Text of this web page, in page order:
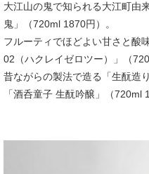
大江山の鬼で知られる大江町由
鬼」（720ml 1870円）。
フルーティでほどよい甘さと酸
02（ハクレイゼロツー）」（
昔ながらの製法で造る「生酛造
「酒呑童子 生酛吟醸」（720ml